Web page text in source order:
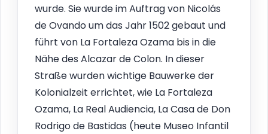
wurde. Sie wurde im Auftrag von Nicolás
de Ovando um das Jahr 1502 gebaut und
führt von La Fortaleza Ozama bis in die
Nähe des Alcazar de Colon. In dieser
Straße wurden wichtige Bauwerke der
Kolonialzeit errichtet, wie La Fortaleza
Ozama, La Real Audiencia, La Casa de Don
Rodrigo de Bastidas (heute Museo Infantil